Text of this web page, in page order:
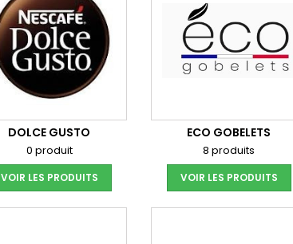
DOLCE GUSTO
0 produit
VOIR LES PRODUITS
ECO GOBELETS
8 produits
VOIR LES PRODUITS